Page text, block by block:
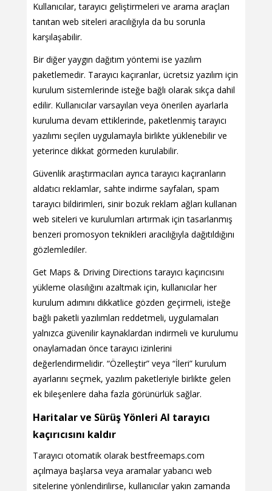
Kullanıcılar, tarayıcı geliştirmeleri ve arama araçları
tanıtan web siteleri aracılığıyla da bu sorunla
karşılaşabilir.
Bir diğer yaygın dağıtım yöntemi ise yazılım
paketlemedir. Tarayıcı kaçıranlar, ücretsiz yazılım için
kurulum sistemlerinde isteğe bağlı olarak sıkça dahil
edilir. Kullanıcılar varsayılan veya önerilen ayarlarla
kuruluma devam ettiklerinde, paketlenmiş tarayıcı
yazılımı seçilen uygulamayla birlikte yüklenebilir ve
yeterince dikkat görmeden kurulabilir.
Güvenlik araştırmacıları ayrıca tarayıcı kaçıranların
aldatıcı reklamlar, sahte indirme sayfaları, spam
tarayıcı bildirimleri, sinir bozuk reklam ağları kullanan
web siteleri ve kurulumları artırmak için tasarlanmış
benzeri promosyon teknikleri aracılığıyla dağıtıldığını
gözlemlediler.
Get Maps & Driving Directions tarayıcı kaçırıcısını
yükleme olasılığını azaltmak için, kullanıcılar her
kurulum adımını dikkatlice gözden geçirmeli, isteğe
bağlı paketli yazılımları reddetmeli, uygulamaları
yalnızca güvenilir kaynaklardan indirmeli ve kurulumu
onaylamadan önce tarayıcı izinlerini
değerlendirmelidir. “Özelleştir” veya “İleri” kurulum
ayarlarını seçmek, yazılım paketleriyle birlikte gelen
ek bileşenlere daha fazla görünürlük sağlar.
Haritalar ve Sürüş Yönleri Al tarayıcı
kaçırıcısını kaldır
Tarayıcı otomatik olarak bestfreemaps.com
açılmaya başlarsa veya aramalar yabancı web
sitelerine yönlendirilirse, kullanıcılar yakın zamanda